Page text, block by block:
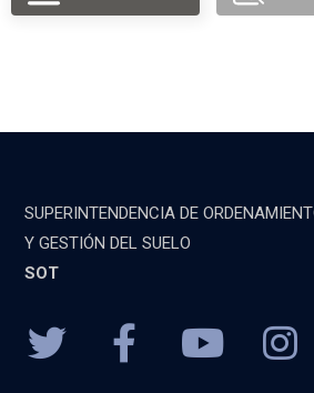
SUPERINTENDENCIA DE
Y GESTIÓN DEL SUELO
SOT